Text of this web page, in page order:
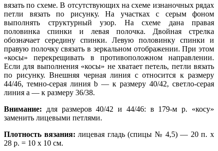
вязать по схеме. В отсутствующих на схеме изнаночных рядах
петли вязать по рисунку. На участках с серым фоном
выполнять структурный узор. На схеме дана правая
половинка спинки и левая полочка. Двойная стрелка
обозначает середину спинки. Левую половинку спинки и
правую полочку связать в зеркальном отображении. При этом
«косы» перекрещивать в противоположном направлении.
Если для выполнения «косы» не хватает петель, петли вязать
по рисунку. Внешняя черная линия с относится к размеру
44/46, темно-серая линия b — к размеру 40/42, светло-серая
линия а — к размеру 36/38.
Внимание: для размеров 40/42 и 44/46: в 179-м р. «косу»
заменить лицевыми петлями.
Плотность вязания: лицевая гладь (спицы № 4,5) — 20 п. х
28 р. = 10 х 10 см.